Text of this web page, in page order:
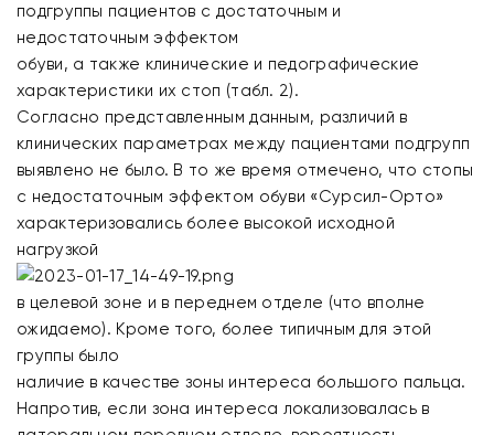
подгруппы пациентов с достаточным и
недостаточным эффектом
обуви, а также клинические и педографические
характеристики их стоп (табл. 2).
Согласно представленным данным, различий в
клинических параметрах между пациентами подгрупп
выявлено не было. В то же время отмечено, что стопы
с недостаточным эффектом обуви «Сурсил-Орто»
характеризовались более высокой исходной
нагрузкой
в целевой зоне и в переднем отделе (что вполне
ожидаемо). Кроме того, более типичным для этой
группы было
наличие в качестве зоны интереса большого пальца.
Напротив, если зона интереса локализовалась в